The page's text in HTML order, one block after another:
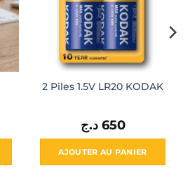
2 Piles 1.5V LR20 KODAK
650 د.ج
AJOUTER AU PANIER